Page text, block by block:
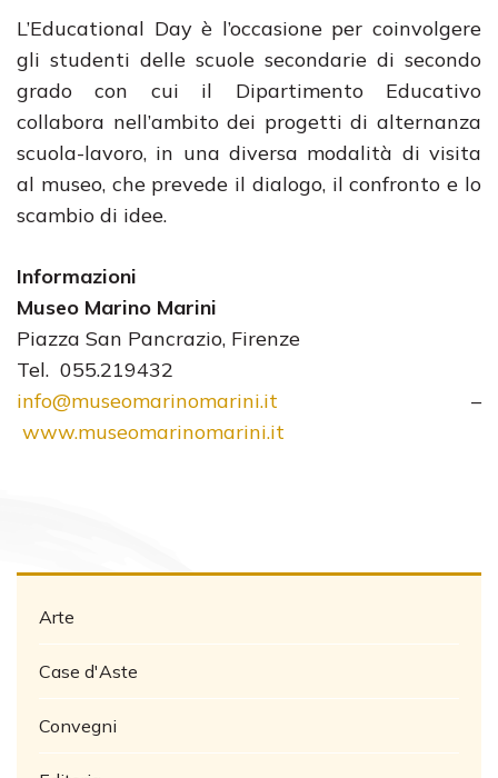
L’Educational Day è l’occasione per coinvolgere
gli studenti delle scuole secondarie di secondo
grado con cui il Dipartimento Educativo
collabora nell’ambito dei progetti di alternanza
scuola-lavoro, in una diversa modalità di visita
al museo, che prevede il dialogo, il confronto e lo
scambio di idee.
Informazioni
Museo Marino Marini
Piazza San Pancrazio, Firenze
Tel. 055.219432
info@museomarinomarini.it –
www.museomarinomarini.it
Arte
Case d'Aste
Convegni